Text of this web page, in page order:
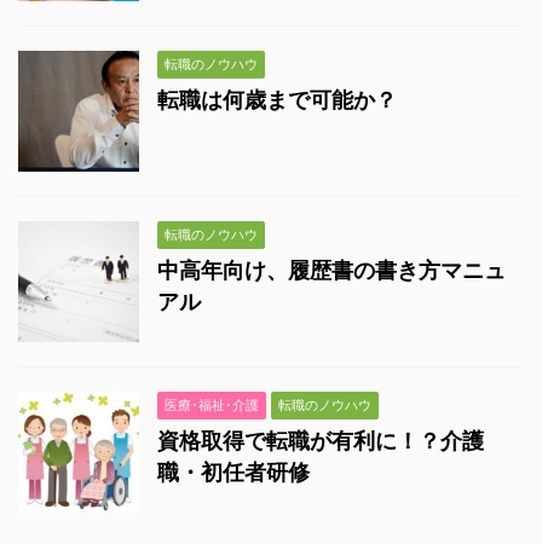
転職のノウハウ
転職は何歳まで可能か？
転職のノウハウ
中高年向け、履歴書の書き方マニュ
アル
医療･福祉･介護 転職のノウハウ
資格取得で転職が有利に！？介護
職・初任者研修